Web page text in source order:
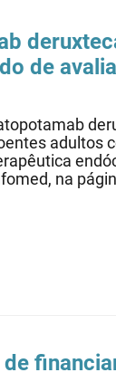
de
adultos
na